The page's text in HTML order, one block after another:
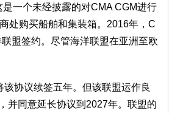
一个未经披露的对CMA CGM进行
处购买船舶和集装箱。2016年，C
盟签约。尽管海洋联盟在亚洲至欧
协议续签五年。但该联盟运作良
并同意延长协议到2027年。联盟的